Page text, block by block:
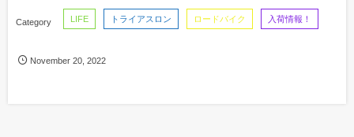
LIFE トライアスロン ロードバイク 入荷情報！
November 20 ,2022